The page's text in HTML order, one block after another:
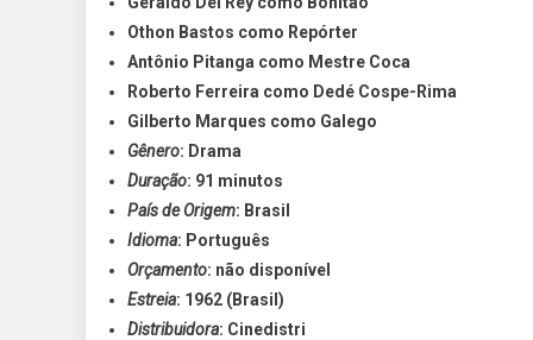
Othon Bastos como Repórter
Antônio Pitanga como Mestre Coca
Roberto Ferreira como Dedé Cospe-Rima
Gilberto Marques como Galego
Gênero: Drama
Duração: 91 minutos
País de Origem: Brasil
Idioma: Português
Orçamento: não disponível
Estreia: 1962 (Brasil)
Distribuidora: Cinedistri